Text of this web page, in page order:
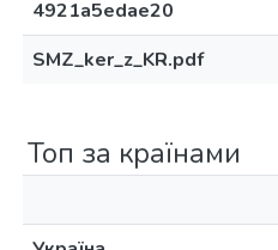
4921a5edae20
SMZ_ker_z_KR.pdf
Топ за країнами